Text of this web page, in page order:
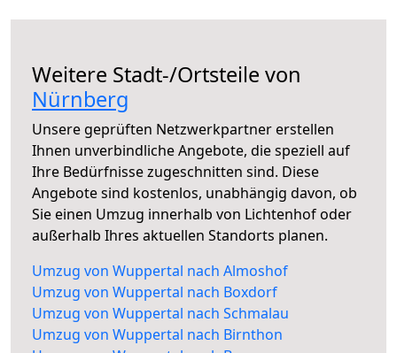
Weitere Stadt-/Ortsteile von
Nürnberg
Unsere geprüften Netzwerkpartner erstellen
Ihnen unverbindliche Angebote, die speziell auf
Ihre Bedürfnisse zugeschnitten sind. Diese
Angebote sind kostenlos, unabhängig davon, ob
Sie einen Umzug innerhalb von Lichtenhof oder
außerhalb Ihres aktuellen Standorts planen.
Umzug von Wuppertal nach Almoshof
Umzug von Wuppertal nach Boxdorf
Umzug von Wuppertal nach Schmalau
Umzug von Wuppertal nach Birnthon